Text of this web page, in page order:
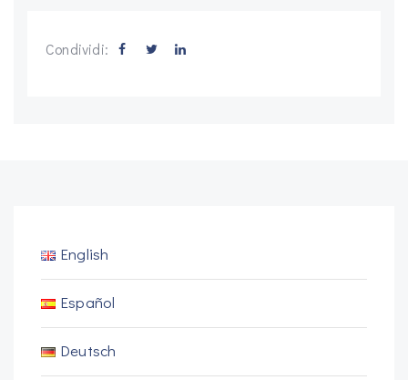
Condividi:
English
Español
Deutsch